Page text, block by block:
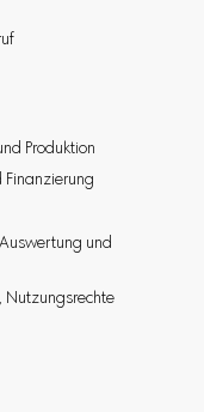
Produktion
Finanzierung
und
Nutzungsrechte